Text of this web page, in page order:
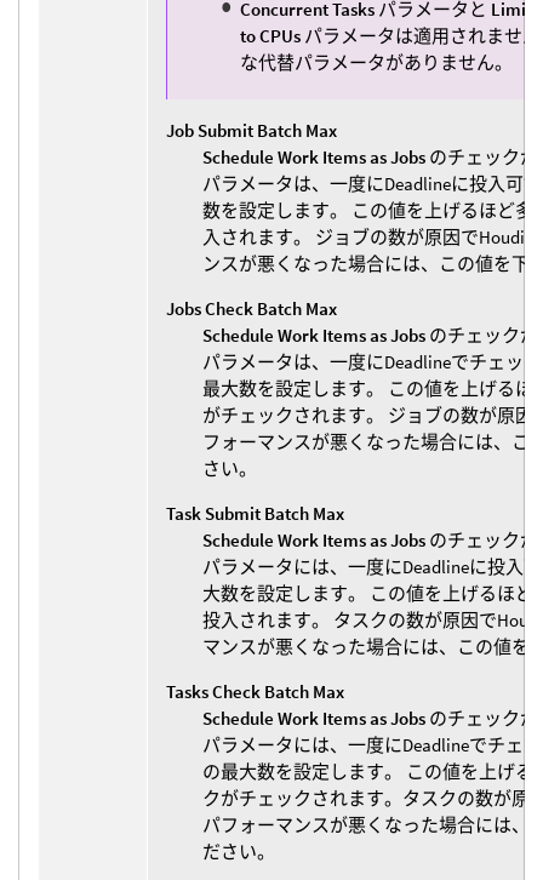
Concurrent Tasks パラメータと Limit
to CPUs パラメータは適用されませ
な代替パラメータがありません。
Job Submit Batch Max
Schedule Work Items as Jobs のチェック
パラメータは、一度にDeadlineに投入可
数を設定します。 この値を上げるほど多
入されます。 ジョブの数が原因で
ンスが悪くなった場合には、この値を下
Jobs Check Batch Max
Schedule Work Items as Jobs のチェック
パラメータは、一度にDeadlineでチェッ
最大数を設定します。 この値を上げるほ
がチェックされます。 ジョブの数が原因
フォーマンスが悪くなった場合には、こ
さい。
Task Submit Batch Max
Schedule Work Items as Jobs のチェック
パラメータには、一度にDeadlineに投入
大数を設定します。 この値を上げるほど
投入されます。 タスクの数が原因で
マンスが悪くなった場合には、この値を
Tasks Check Batch Max
Schedule Work Items as Jobs のチェック
パラメータには、一度にDeadlineでチェ
の最大数を設定します。 この値を上げる
クがチェックされます。タスクの数が原
パフォーマンスが悪くなった場合には、
ださい。